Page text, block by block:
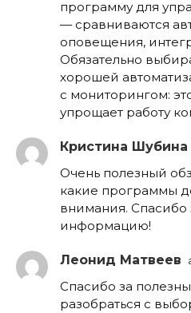
программу для
— сравниваются
оповещения,
Обязательно
хорошей
с мониторингом:
упрощает работу
Кристина Шубина
Очень полезный
какие программы
внимания. Спасибо
информацию!
Леонид Матвеев
Спасибо за
разобраться с